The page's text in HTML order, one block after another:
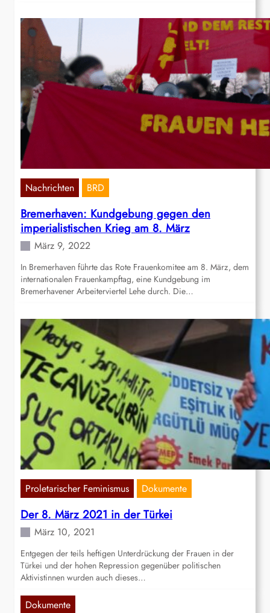
Nachrichten BRD
Bremerhaven: Kundgebung gegen den
imperialistischen Krieg am 8. März
März 9, 2022
In Bremerhaven führte das Rote Frauenkomitee am 8. März, dem
internationalen Frauenkampftag, eine Kundgebung im
Bremerhavener Arbeiterviertel Lehe durch. Die…
Proletarischer Feminismus Dokumente
Der 8. März 2021 in der Türkei
März 10, 2021
Entgegen der teils heftigen Unterdrückung der Frauen in der
Türkei und der hohen Repression gegenüber politischen
Aktivistinnen wurden auch dieses…
Dokumente